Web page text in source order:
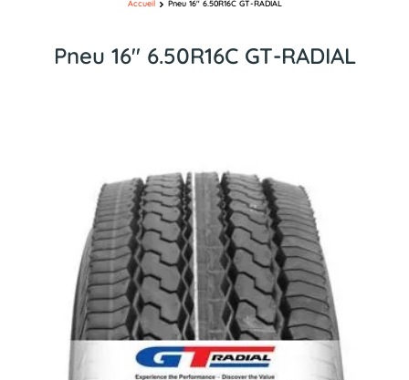
Pneu 16″ 6.50R16C GT-RADIAL
Accueil Pneu 16″ 6.50R16C GT-RADIAL